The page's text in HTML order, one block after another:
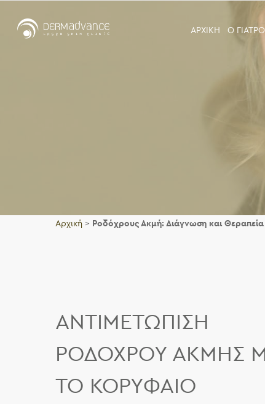
ΑΡΧΙΚΗ Ο
Αρχική > Ροδόχρους Ακμή: Διάγνωση και Θεραπεία
ΑΝΤΙΜΕΤΩΠΙΣΗ
ΡΟΔΟΧΡΟΥ ΑΚΜΗΣ
ΤΟ ΚΟΡΥΦΑΙΟ